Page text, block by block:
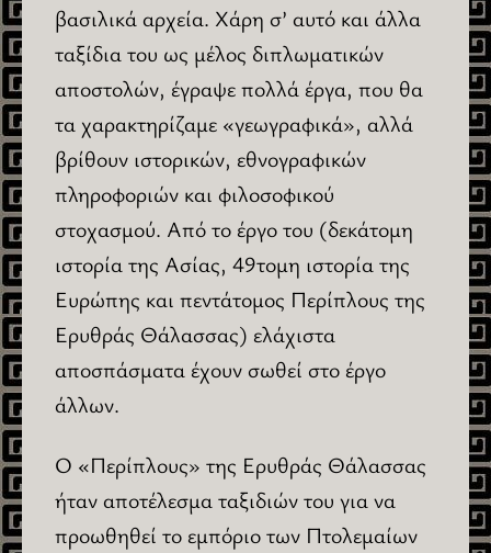
βασιλικά αρχεία. Χάρη σ’ αυτό και άλλα
ταξίδια του ως μέλος διπλωματικών
αποστολών, έγραψε πολλά έργα, που θα
τα χαρακτηρίζαμε «γεωγραφικά», αλλά
βρίθουν ιστορικών, εθνογραφικών
πληροφοριών και φιλοσοφικού
στοχασμού. Από το έργο του (δεκάτομη
ιστορία της Ασίας, 49τομη ιστορία της
Ευρώπης και πεντάτομος Περίπλους της
Ερυθράς Θάλασσας) ελάχιστα
αποσπάσματα έχουν σωθεί στο έργο
άλλων.
Ο «Περίπλους» της Ερυθράς Θάλασσας
ήταν αποτέλεσμα ταξιδιών του για να
προωθηθεί το εμπόριο των Πτολεμαίων